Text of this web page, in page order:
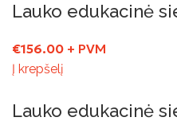
Lauko edukacinė
€156.00 + PVM
Į krepšelį
Lauko edukacinė